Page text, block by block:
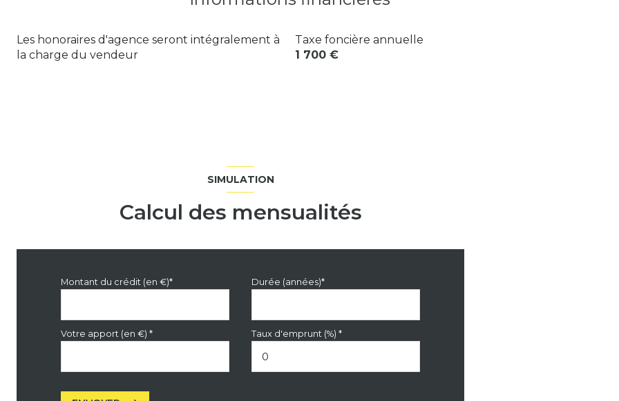
Les honoraires d'agence seront intégralement à
la charge du vendeur
Taxe foncière annuelle
1 700 €
SIMULATION
Calcul des mensualités
Montant du crédit (en €)* Durée (années)*
Votre apport (en €) * Taux d'emprunt (%) *